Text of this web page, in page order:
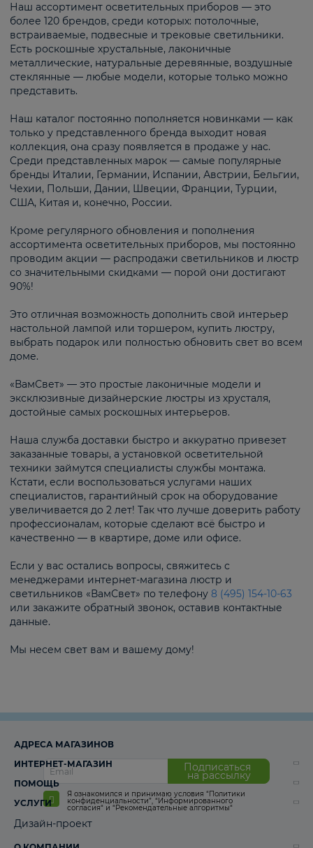
Наш ассортимент осветительных приборов — это
более 120 брендов, среди которых: потолочные,
встраиваемые, подвесные и трековые светильники.
Есть роскошные хрустальные, лаконичные
металлические, натуральные деревянные, воздушные
стеклянные — любые модели, которые только можно
представить.
Наш каталог постоянно пополняется новинками — как
только у представленного бренда выходит новая
коллекция, она сразу появляется в продаже у нас.
Среди представленных марок — самые популярные
бренды Италии, Германии, Испании, Австрии, Бельгии,
Чехии, Польши, Дании, Швеции, Франции, Турции,
США, Китая и, конечно, России.
Кроме регулярного обновления и пополнения
ассортимента осветительных приборов, мы постоянно
проводим акции — распродажи светильников и люстр
со значительными скидками — порой они достигают
90%!
Это отличная возможность дополнить свой интерьер
настольной лампой или торшером, купить люстру,
выбрать подарок или полностью обновить свет во всем
доме.
«ВамСвет» — это простые лаконичные модели и
эксклюзивные дизайнерские люстры из хрусталя,
достойные самых роскошных интерьеров.
Наша служба доставки быстро и аккуратно привезет
заказанные товары, а установкой осветительной
техники займутся специалисты службы монтажа.
Кстати, если воспользоваться услугами наших
специалистов, гарантийный срок на оборудование
увеличивается до 2 лет! Так что лучше доверить работу
профессионалам, которые сделают всё быстро и
качественно — в квартире, доме или офисе.
Если у вас остались вопросы, свяжитесь с
менеджерами интернет-магазина люстр и
светильников «ВамСвет» по телефону 8 (495) 154-10-63
или закажите обратный звонок, оставив контактные
данные.
Мы несем свет вам и вашему дому!
Подписаться
на рассылку
Я ознакомился и принимаю условия “Политики
конфиденциальности”, “Информированного
согласия“ и “Рекомендательные алгоритмы“
АДРЕСА МАГАЗИНОВ
ИНТЕРНЕТ-МАГАЗИН
ПОМОЩЬ
УСЛУГИ
Дизайн-проект